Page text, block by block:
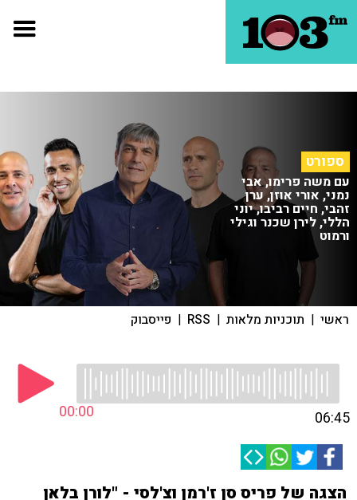
ספורט
עם משה פרימו, אבי
נמני, אורי אוזן, ערן
זהבי, חיים רביבו, יוני
הללי, לירן שכנר וגילי
ורמוט
ראשי | תוכניות מלאות |
RSS
| פייסבוק
00:00 06:45
הצגה של פריס סן ז'רמן וצ'לסי - "לורן בלאן